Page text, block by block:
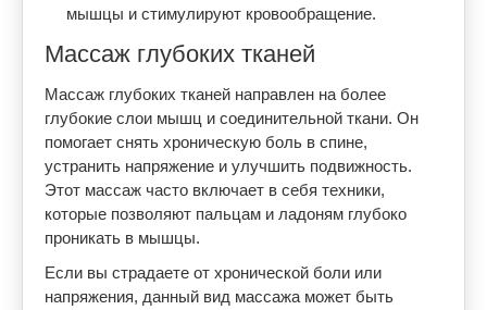
мышцы и стимулируют кровообращение.
Массаж глубоких тканей
Массаж глубоких тканей направлен на более
глубокие слои мышц и соединительной ткани. Он
помогает снять хроническую боль в спине,
устранить напряжение и улучшить подвижность.
Этот массаж часто включает в себя техники,
которые позволяют пальцам и ладоням глубоко
проникать в мышцы.
Если вы страдаете от хронической боли или
напряжения, данный вид массажа может быть